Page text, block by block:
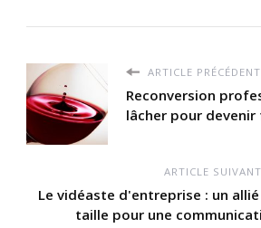
ARTICLE PRÉCÉDENT
Reconversion
lâcher pour devenir
ARTICLE SUIVANT
Le vidéaste d'entreprise : un
taille pour une